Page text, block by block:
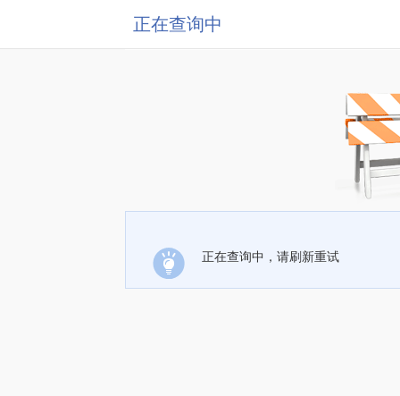
正在查询中
正在查询中，请刷新重试